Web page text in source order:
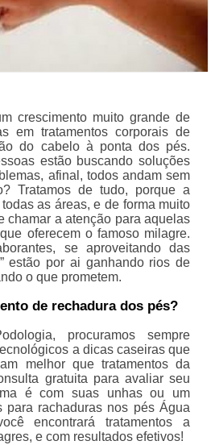
crescimento muito grande de
em tratamentos corporais de
do cabelo à ponta dos pés.
estão buscando soluções
afinal, todos andam sem
Tratamos de tudo, porque a
as áreas, e de forma muito
chamar a atenção para aquelas
oferecem o famoso milagre.
se aproveitando das
estão por ai ganhando rios de
o que prometem.
de rechadura dos pés?
procuramos sempre
a dicas caseiras que
melhor que tratamentos da
gratuita para avaliar seu
é com suas unhas ou um
para rachaduras nos pés Água
encontrará tratamentos a
e com resultados efetivos!